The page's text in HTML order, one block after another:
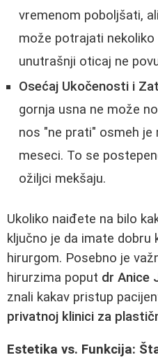
vremenom poboljšati,
može potrajati
unutrašnji oticaj ne
Osećaj Ukočenosti i
gornja usna ne može
nos "ne prati" osmeh je
meseci. To se
ožiljci mekšaju.
Ukoliko naiđete na bilo
ključno je da imate dobru
hirurgom. Posebno je
hirurzima poput dr Anice
znali kakav pristup
privatnoj klinici za
Estetika vs. Funkcija: